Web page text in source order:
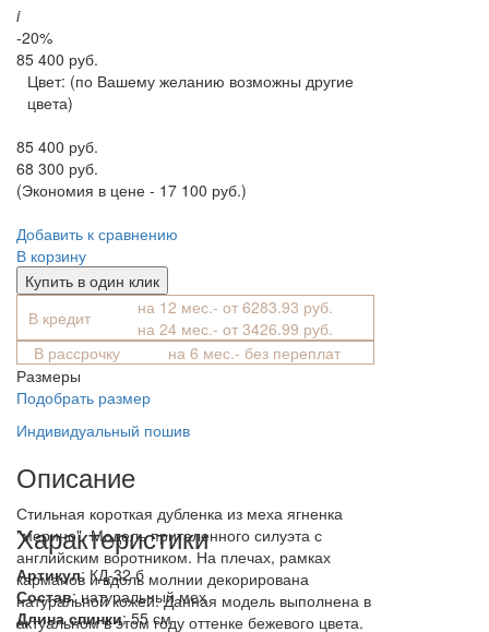
i
-20%
85 400 руб.
Цвет: (по Вашему желанию возможны другие
цвета)
85 400 руб.
68 300 руб.
(Экономия в цене - 17 100 руб.)
Добавить к сравнению
В корзину
Купить в один клик
В кредит
на 12 мес.- от 6283.93 руб.
на 24 мес.- от 3426.99 руб.
В рассрочку
на 6 мес.- без переплат
Размеры
Подобрать размер
Индивидуальный пошив
Описание
Стильная короткая дубленка из меха ягненка
"мерино". Модель приталенного силуэта с
английским воротником. На плечах, рамках
карманов и вдоль молнии декорирована
натуральной кожей. Данная модель выполнена в
актуальном в этом году оттенке бежевого цвета.
Характеристики
Артикул: КД-32 б
Состав: натуральный мех
Длина спинки: 55 см